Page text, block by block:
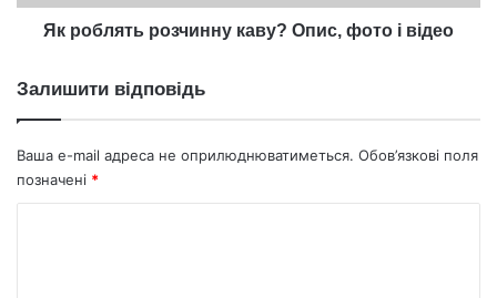
Як роблять розчинну каву? Опис, фото і відео
Залишити відповідь
Ваша e-mail адреса не оприлюднюватиметься. Обов’язкові поля
позначені *